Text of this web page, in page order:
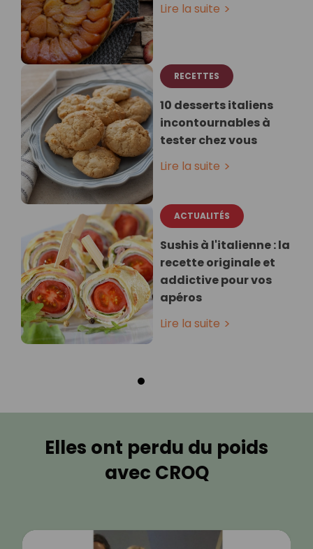
Lire la suite
RECETTES
10 desserts italiens
incontournables à
tester chez vous
Lire la suite
ACTUALITÉS
Sushis à l'italienne : la
recette originale et
addictive pour vos
apéros
Lire la suite
Elles ont perdu du poids
avec CROQ